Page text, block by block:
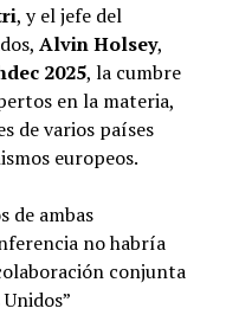
, y el jefe del
Alvin Holsey,
2025, la cumbre
en la materia,
de varios países
europeos.
de ambas
no habría
conjunta